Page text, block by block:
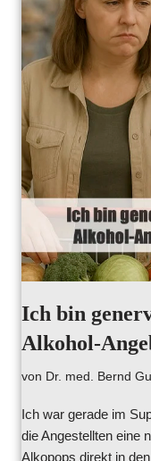
Ich bin
Alkohol-
von Dr. med. Bernd
Ich war gerade im
die Angestellten eine
Alkopops direkt in